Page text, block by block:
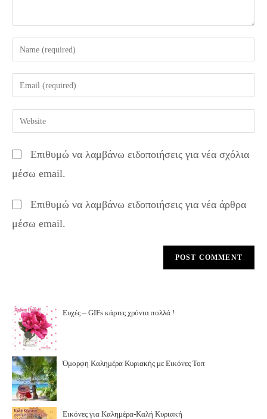
Enter
your
name
comment
Enter
your
email
address
comment
Enter
your
URL
(optional)
Επιθυμώ να λαμβάνω ειδοποιήσεις για νέα σχόλια
μέσω email.
Επιθυμώ να λαμβάνω ειδοποιήσεις για νέα άρθρα
μέσω email.
Ευχές – GIFs κάρτες χρόνια πολλά !
Όμορφη Καλημέρα Κυριακής με Εικόνες Τοπ
Εικόνες για Καλημέρα-Καλή Κυριακή